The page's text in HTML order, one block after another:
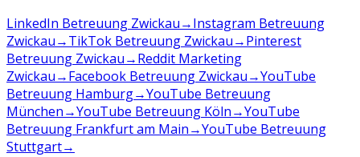
LinkedIn Betreuung Zwickau→Instagram Betreuung
Zwickau→TikTok Betreuung Zwickau→Pinterest
Betreuung Zwickau→Reddit Marketing
Zwickau→Facebook Betreuung Zwickau→YouTube
Betreuung Hamburg→YouTube Betreuung
München→YouTube Betreuung Köln→YouTube
Betreuung Frankfurt am Main→YouTube Betreuung
Stuttgart→